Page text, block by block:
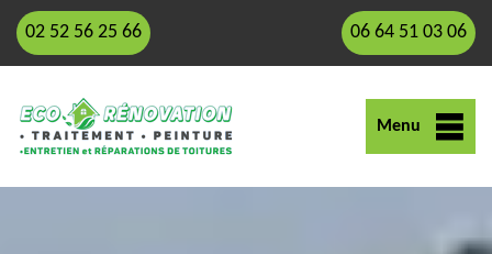
02 52 56 25 66 06 64 51 03 06
Menu